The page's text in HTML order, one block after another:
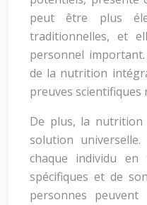
peut être plus
traditionnelles, et
personnel
de la nutrition
preuves scientifiques
De plus, la nutrition
solution
chaque individu
spécifiques et de
personnes peuvent